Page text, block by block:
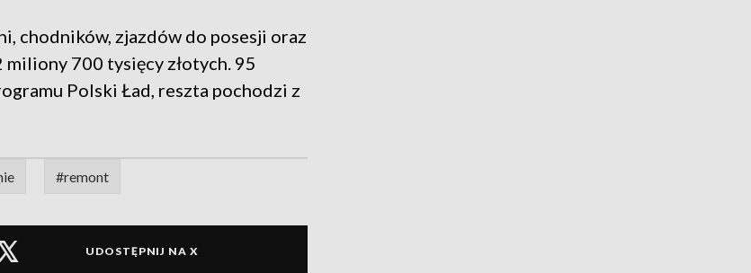
chodników, zjazdów do posesji oraz
700 tysięcy złotych. 95
Polski Ład, reszta pochodzi z
#remont
UDOSTĘPNIJ NA X